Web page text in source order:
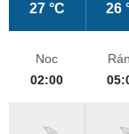
27 °C 26
Noc
02:00